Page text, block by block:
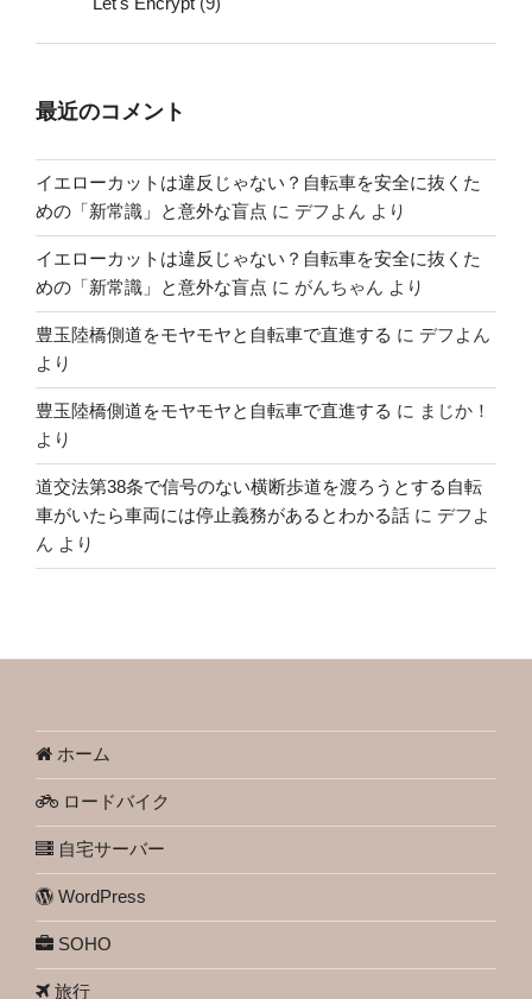
最近のコメント
イエローカットは違反じゃない？自転車を安全に抜くた
めの「新常識」と意外な盲点 に デフよん より
イエローカットは違反じゃない？自転車を安全に抜くた
めの「新常識」と意外な盲点 に がんちゃん より
豊玉陸橋側道をモヤモヤと自転車で直進する に デフよん
より
豊玉陸橋側道をモヤモヤと自転車で直進する に まじか！
より
道交法第38条で信号のない横断歩道を渡ろうとする自転
車がいたら車両には停止義務があるとわかる話 に デフよ
ん より
ホーム
ロードバイク
自宅サーバー
WordPress
SOHO
旅行